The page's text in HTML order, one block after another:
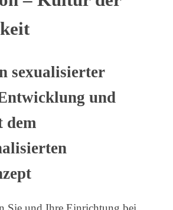
sexualisierter
und
dem